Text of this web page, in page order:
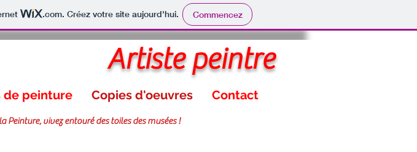
.com. Créez votre site aujourd'hui. Commencez
Artiste peintre
de peinture Copies d'oeuvres Contact
Peinture, vivez entouré des toiles des musées !